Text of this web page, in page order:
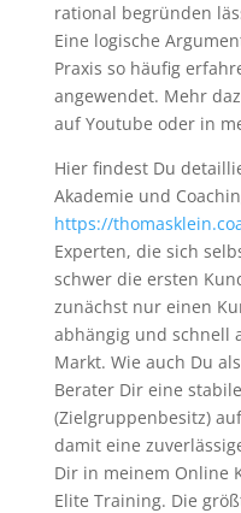
rational begründen
Eine logische
Praxis so häufig
angewendet. Mehr
auf Youtube oder in
Hier findest Du
Akademie und
https://
Experten, die sich
schwer die ersten
zunächst nur einen
abhängig und schnell
Markt. Wie auch Du
Berater Dir eine
(Zielgruppenbesitz)
damit eine
Dir in meinem Online
Elite Training. Die